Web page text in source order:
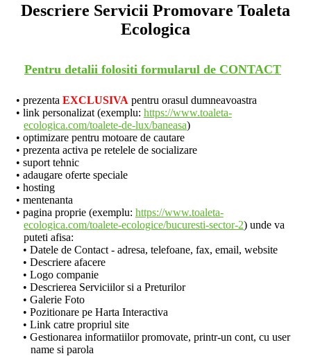
Descriere Servicii Promovare Toaleta
Ecologica
Pentru detalii folositi formularul de CONTACT
prezenta EXCLUSIVA pentru orasul dumneavoastra
link personalizat (exemplu: https://www.toaleta-
ecologica.com/toalete-de-lux/baneasa)
optimizare pentru motoare de cautare
prezenta activa pe retelele de socializare
suport tehnic
adaugare oferte speciale
hosting
mentenanta
pagina proprie (exemplu: https://www.toaleta-
ecologica.com/toalete-ecologice/bucuresti-sector-2) unde va
puteti afisa:
Datele de Contact - adresa, telefoane, fax, email, website
Descriere afacere
Logo companie
Descrierea Serviciilor si a Preturilor
Galerie Foto
Pozitionare pe Harta Interactiva
Link catre propriul site
Gestionarea informatiilor promovate, printr-un cont, cu user
name si parola